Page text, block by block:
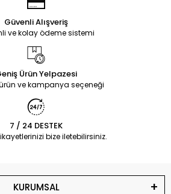
Güvenli Alışveriş
ve kolay ödeme sistemi
Ürün Yelpazesi
ve kampanya seçeneği
7 / 24 DESTEK
bize iletebilirsiniz.
KURUMSAL